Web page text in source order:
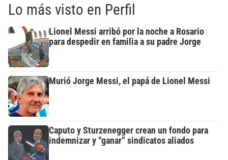
Lo más visto en Perfil
Lionel Messi arribó por la noche a Rosario
para despedir en familia a su padre Jorge
Murió Jorge Messi, el papá de Lionel Messi
Caputo y Sturzenegger crean un fondo para
indemnizar y “ganar” sindicatos aliados